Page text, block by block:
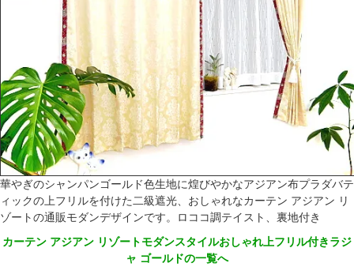
華やぎのシャンパンゴールド色生地に煌びやかなアジアン布プラダバテ
ィックの上フリルを付けた二級遮光、おしゃれなカーテン アジアン リ
ゾートの通販モダンデザインです。ロココ調テイスト、裏地付き
カーテン アジアン リゾートモダンスタイルおしゃれ上フリル付きラジ
ャ ゴールドの一覧へ